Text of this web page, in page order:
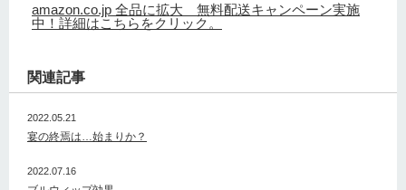
amazon.co.jp 全品に拡大 無料配送キャンペーン実施
中！詳細はこちらをクリック。
関連記事
2022.05.21
宴の終焉は…始まりか？
2022.07.16